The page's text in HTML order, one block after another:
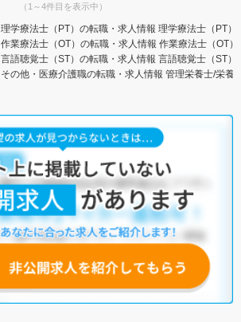
（1～4件目を表示中）
理学療法士（PT）の転職・求人情報 理学療法士（PT）
作業療法士（OT）の転職・求人情報 作業療法士（OT
言語聴覚士（ST）の転職・求人情報 言語聴覚士（ST）
その他・医療介護職の転職・求人情報 管理栄養士/栄養